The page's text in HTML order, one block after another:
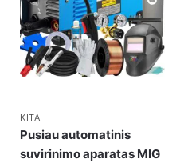
KITA
Pusiau automatinis
suvirinimo aparatas MIG